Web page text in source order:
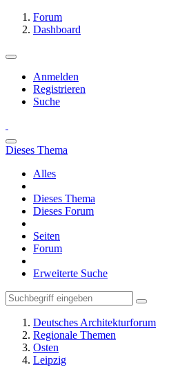
Forum
Dashboard
Anmelden
Registrieren
Suche
Dieses Thema
Alles
Dieses Thema
Dieses Forum
Seiten
Forum
Erweiterte Suche
Deutsches Architekturforum
Regionale Themen
Osten
Leipzig